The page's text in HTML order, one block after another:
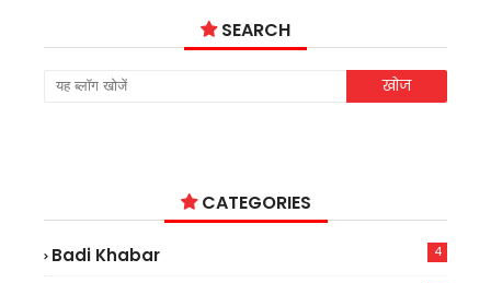
SEARCH
CATEGORIES
Badi Khabar 4